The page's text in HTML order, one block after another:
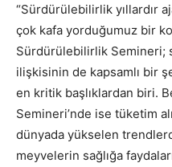
“Sürdürülebilirlik yıllardır
çok kafa yorduğumuz bir
Sürdürülebilirlik Semineri;
ilişkisinin de kapsamlı bir
en kritik başlıklardan biri.
Semineri’nde ise tüketim
dünyada yükselen
meyvelerin sağlığa